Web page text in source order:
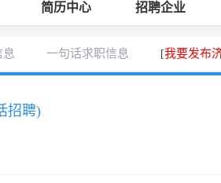
简历中心 招聘企业
息 一句话求职信息 [我要发布
招聘)